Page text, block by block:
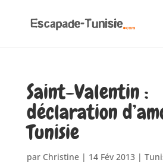
Saint-Valentin :
déclaration
Tunisie
par Christine| 14 Fév 2013|